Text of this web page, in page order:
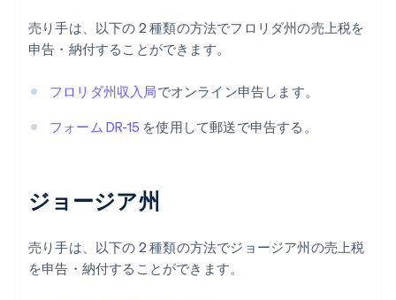
売り手は、以下の 2 種類の方法でフロリダ州の売上税を
申告・納付することができます。
フロリダ州収入局でオンライン申告します。
フォーム DR-15 を使用して郵送で申告する。
ジョージア州
売り手は、以下の 2 種類の方法でジョージア州の売上税
を申告・納付することができます。